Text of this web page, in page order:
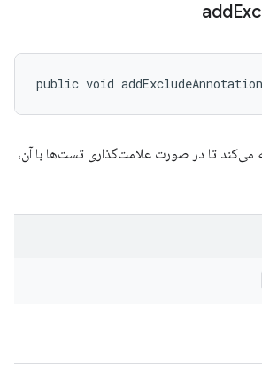
public void
تا در صورت علامت‌گذاری تست‌ها با آن،